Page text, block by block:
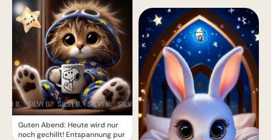
Guten Abend: Heute wird nur
noch gechillt! Entspannung pur